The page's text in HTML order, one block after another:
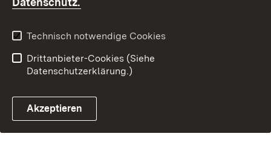
Technisch notwendige Cookies
Drittanbieter-Cookies (Siehe
Datenschutzerklärung.)
Akzeptieren